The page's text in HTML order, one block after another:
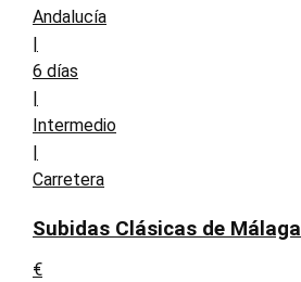
Andalucía
6 días
Intermedio
Carretera
Subidas Clásicas de Málaga
€